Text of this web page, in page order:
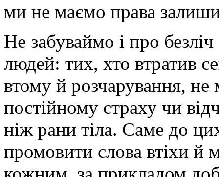
ми не маємо права
Не забуваймо і про
людей: тих, хто втратив
втому й розчарування,
постійному страху чи
ніж рани тіла. Саме до
промовити слова втіхи й